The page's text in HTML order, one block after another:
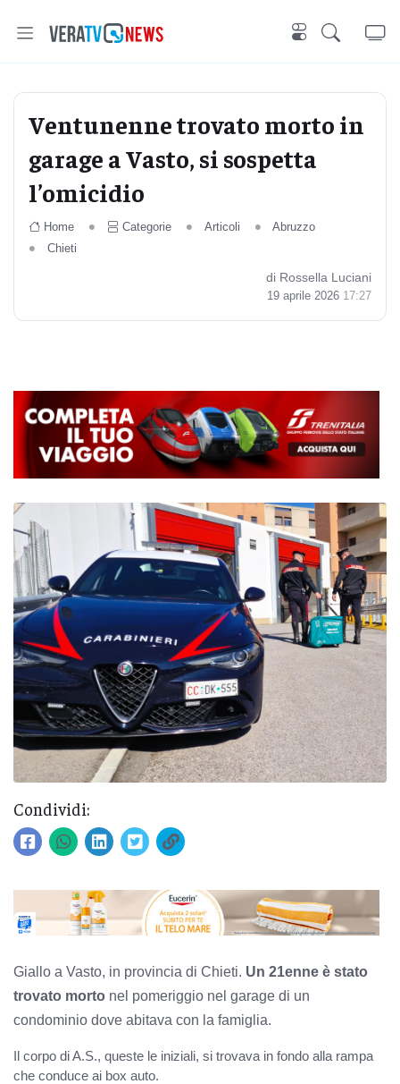
Ventunenne trovato morto in
garage a Vasto, si sospetta
l’omicidio
Home Categorie Articoli
Abruzzo
Chieti
di Rossella Luciani
19 aprile 2026 17:27
Condividi:
Giallo a Vasto, in provincia di Chieti. Un 21enne è stato
trovato morto nel pomeriggio nel garage di un
condominio dove abitava con la famiglia.
Il corpo di A.S., queste le iniziali, si trovava in fondo alla rampa
che conduce ai box auto.